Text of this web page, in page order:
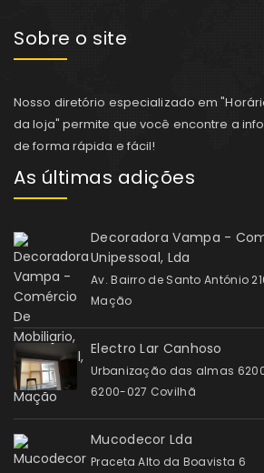
Sobre o site
Nosso diretório especializado em
da loja" permite que você encontre a
de forma rápida e fácil!
As últimas adições
Decoradora Vampa -
Unipessoal, Lda
Av. Bairro de Santo António
Mação
Electro Lar Canhoso
Urbanização das almas
6200-027 Covilhã
Mucodecor Lda
Praceta Alto da Boavista 6